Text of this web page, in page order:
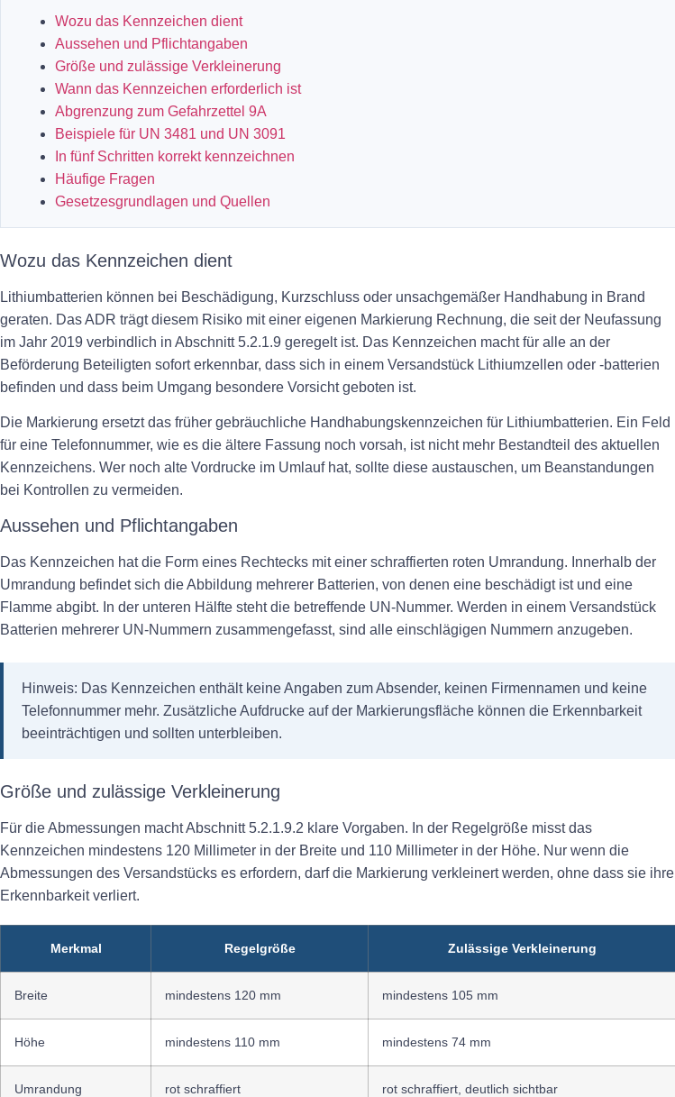
Wozu das Kennzeichen dient
Aussehen und Pflichtangaben
Größe und zulässige Verkleinerung
Wann das Kennzeichen erforderlich ist
Abgrenzung zum Gefahrzettel 9A
Beispiele für UN 3481 und UN 3091
In fünf Schritten korrekt kennzeichnen
Häufige Fragen
Gesetzesgrundlagen und Quellen
Wozu das Kennzeichen dient
Lithiumbatterien können bei Beschädigung, Kurzschluss oder unsachgemäßer Handhabung in Brand
geraten. Das ADR trägt diesem Risiko mit einer eigenen Markierung Rechnung, die seit der Neufassung
im Jahr 2019 verbindlich in Abschnitt 5.2.1.9 geregelt ist. Das Kennzeichen macht für alle an der
Beförderung Beteiligten sofort erkennbar, dass sich in einem Versandstück Lithiumzellen oder -batterien
befinden und dass beim Umgang besondere Vorsicht geboten ist.
Die Markierung ersetzt das früher gebräuchliche Handhabungskennzeichen für Lithiumbatterien. Ein Feld
für eine Telefonnummer, wie es die ältere Fassung noch vorsah, ist nicht mehr Bestandteil des aktuellen
Kennzeichens. Wer noch alte Vordrucke im Umlauf hat, sollte diese austauschen, um Beanstandungen
bei Kontrollen zu vermeiden.
Aussehen und Pflichtangaben
Das Kennzeichen hat die Form eines Rechtecks mit einer schraffierten roten Umrandung. Innerhalb der
Umrandung befindet sich die Abbildung mehrerer Batterien, von denen eine beschädigt ist und eine
Flamme abgibt. In der unteren Hälfte steht die betreffende UN-Nummer. Werden in einem Versandstück
Batterien mehrerer UN-Nummern zusammengefasst, sind alle einschlägigen Nummern anzugeben.
Hinweis: Das Kennzeichen enthält keine Angaben zum Absender, keinen Firmennamen und keine
Telefonnummer mehr. Zusätzliche Aufdrucke auf der Markierungsfläche können die Erkennbarkeit
beeinträchtigen und sollten unterbleiben.
Größe und zulässige Verkleinerung
Für die Abmessungen macht Abschnitt 5.2.1.9.2 klare Vorgaben. In der Regelgröße misst das
Kennzeichen mindestens 120 Millimeter in der Breite und 110 Millimeter in der Höhe. Nur wenn die
Abmessungen des Versandstücks es erfordern, darf die Markierung verkleinert werden, ohne dass sie ihre
Erkennbarkeit verliert.
Merkmal Regelgröße Zulässige Verkleinerung
Breite mindestens 120 mm mindestens 105 mm
Höhe mindestens 110 mm mindestens 74 mm
Umrandung rot schraffiert rot schraffiert, deutlich sichtbar